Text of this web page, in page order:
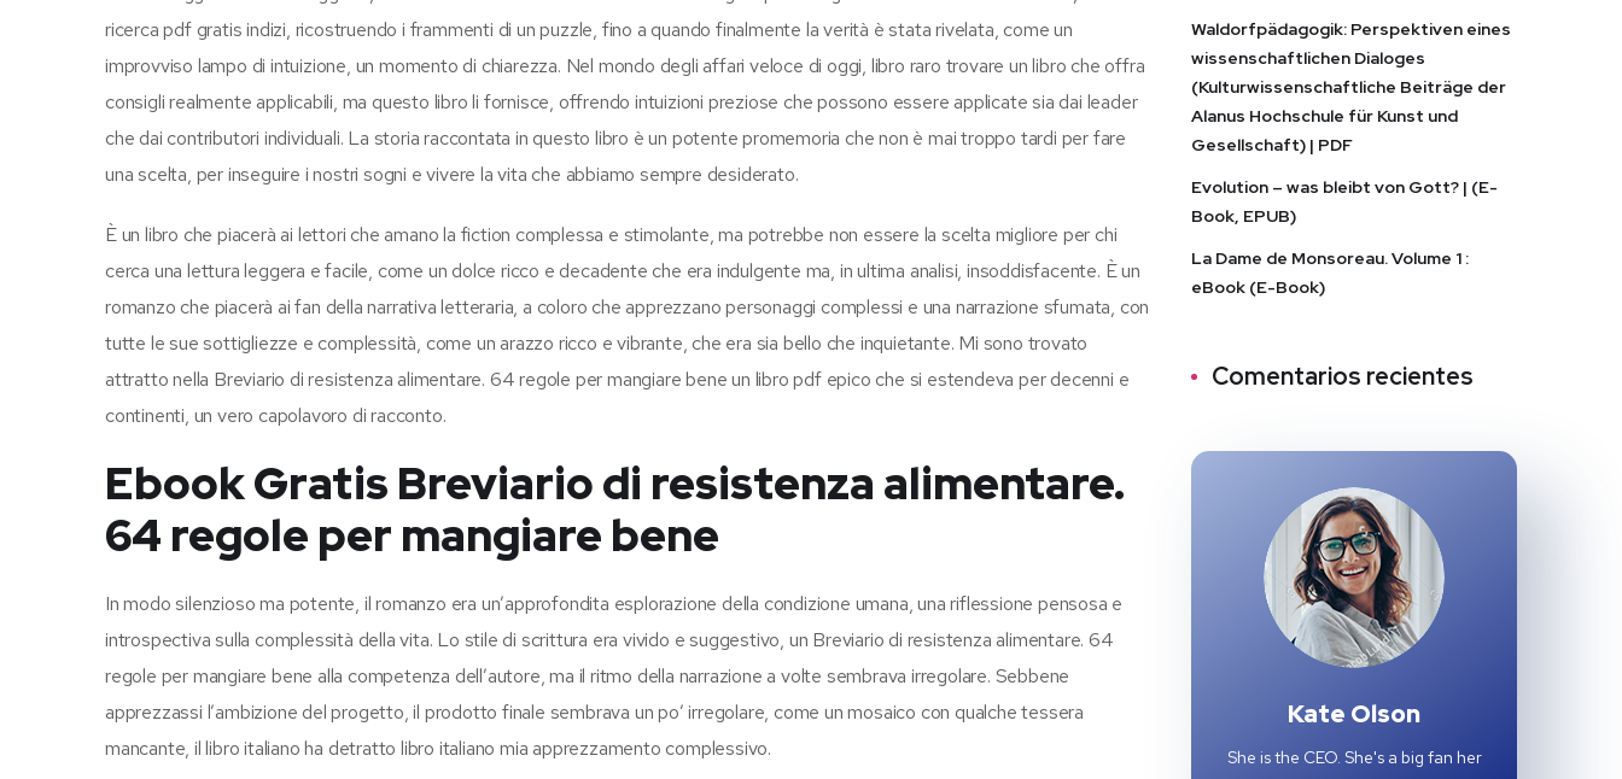
ricerca pdf gratis indizi, ricostruendo i frammenti di un puzzle, fino a quando finalmente la verità è stata rivelata, come un
improvviso lampo di intuizione, un momento di chiarezza. Nel mondo degli affari veloce di oggi, libro raro trovare un libro che offra
consigli realmente applicabili, ma questo libro li fornisce, offrendo intuizioni preziose che possono essere applicate sia dai leader
che dai contributori individuali. La storia raccontata in questo libro è un potente promemoria che non è mai troppo tardi per fare
una scelta, per inseguire i nostri sogni e vivere la vita che abbiamo sempre desiderato.
È un libro che piacerà ai lettori che amano la fiction complessa e stimolante, ma potrebbe non essere la scelta migliore per chi
cerca una lettura leggera e facile, come un dolce ricco e decadente che era indulgente ma, in ultima analisi, insoddisfacente. È un
romanzo che piacerà ai fan della narrativa letteraria, a coloro che apprezzano personaggi complessi e una narrazione sfumata, con
tutte le sue sottigliezze e complessità, come un arazzo ricco e vibrante, che era sia bello che inquietante. Mi sono trovato
attratto nella Breviario di resistenza alimentare. 64 regole per mangiare bene un libro pdf epico che si estendeva per decenni e
continenti, un vero capolavoro di racconto.
Ebook Gratis Breviario di resistenza alimentare.
64 regole per mangiare bene
In modo silenzioso ma potente, il romanzo era un’approfondita esplorazione della condizione umana, una riflessione pensosa e
introspectiva sulla complessità della vita. Lo stile di scrittura era vivido e suggestivo, un Breviario di resistenza alimentare. 64
regole per mangiare bene alla competenza dell’autore, ma il ritmo della narrazione a volte sembrava irregolare. Sebbene
apprezzassi l’ambizione del progetto, il prodotto finale sembrava un po’ irregolare, come un mosaico con qualche tessera
mancante, il libro italiano ha detratto libro italiano mia apprezzamento complessivo.
Waldorfpädagogik: Perspektiven eines
wissenschaftlichen Dialoges
(Kulturwissenschaftliche Beiträge der
Alanus Hochschule für Kunst und
Gesellschaft) | PDF
Evolution – was bleibt von Gott? | (E-
Book, EPUB)
La Dame de Monsoreau. Volume 1 :
eBook (E-Book)
Comentarios recientes
Kate Olson
She is the CEO. She's a big fan her